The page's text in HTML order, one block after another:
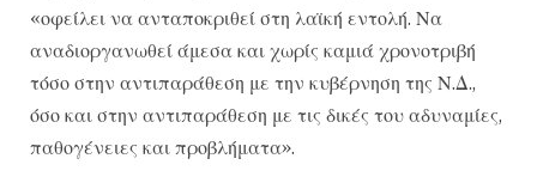
«οφείλει να ανταποκριθεί στη λαϊκή εντολή. Να
αναδιοργανωθεί άμεσα και χωρίς καμιά χρονοτριβή
τόσο στην αντιπαράθεση με την κυβέρνηση της Ν.Δ.,
όσο και στην αντιπαράθεση με τις δικές του αδυναμίες,
παθογένειες και προβλήματα».